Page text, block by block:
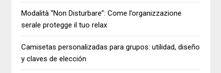
Modalità “Non Disturbare”: Come l’organizzazione
serale protegge il tuo relax
Camisetas personalizadas para grupos: utilidad, diseño
y claves de elección